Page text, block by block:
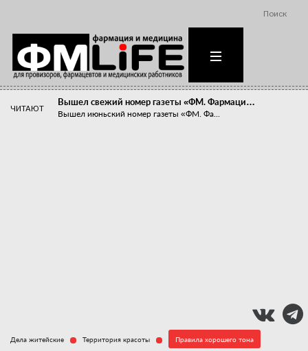
Поиск
ЧИТАЮТ
Вышел свежий номер газеты «ФМ. Фармаци…
Вышел июньский номер газеты «ФМ. Фа...
Дела житейские Территория красоты Правила хорошего тона